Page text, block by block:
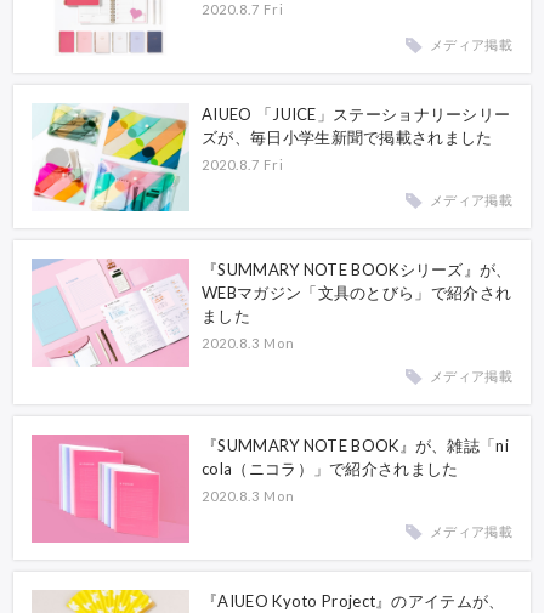
2020.8.7 Fri
メディア掲載
AIUEO 「JUICE」ステーショナリーシリー
ズが、毎日小学生新聞で掲載されました
2020.8.7 Fri
メディア掲載
『SUMMARY NOTE BOOKシリーズ』が、
WEBマガジン「文具のとびら」で紹介され
ました
2020.8.3 Mon
メディア掲載
『SUMMARY NOTE BOOK』が、雑誌「ni
cola（ニコラ）」で紹介されました
2020.8.3 Mon
メディア掲載
『AIUEO Kyoto Project』のアイテムが、